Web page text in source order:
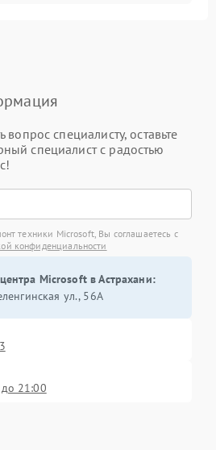
вопрос специалисту, оставьте
специалист с радостью
техники Microsoft, Вы соглашаетесь с
конфиденциальности
Microsoft в Астрахани:
ул., 56А
21:00